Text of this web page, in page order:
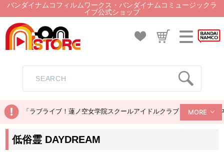
バンダイナムコフィルムワークス・バンダイナムコミュージックラ
イブ公式ショップ
「ラブライブ！蓮ノ空女学院スクールアイドルクラブ ぬいぐるみ
MORE
低俗霊 DAYDREAM